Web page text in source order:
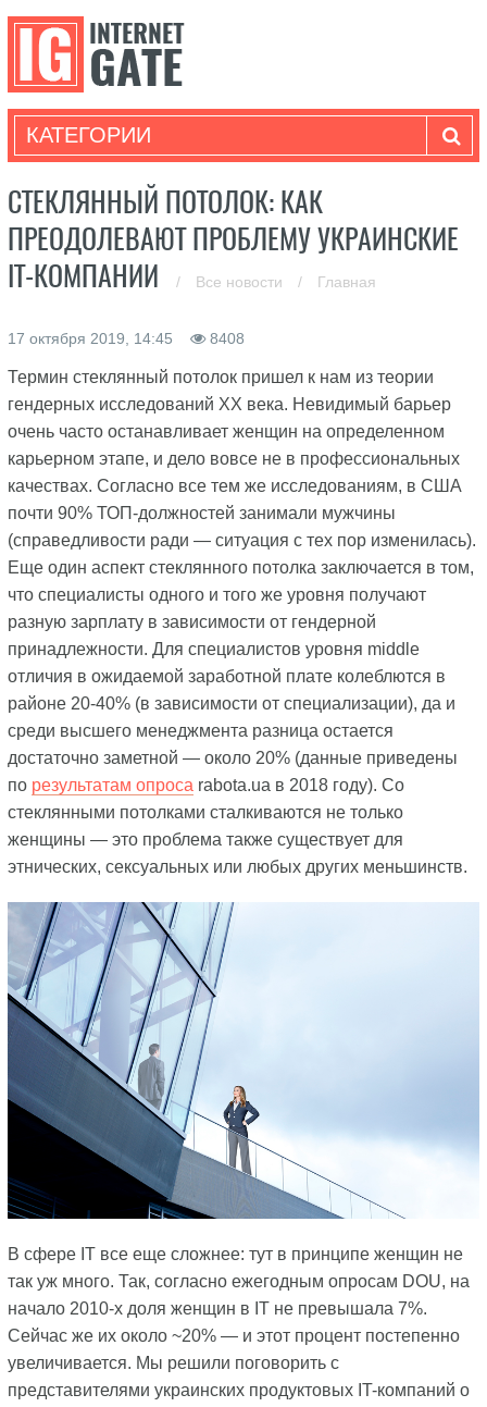
КАТЕГОРИИ
СТЕКЛЯННЫЙ ПОТОЛОК: КАК
ПРЕОДОЛЕВАЮТ ПРОБЛЕМУ УКРАИНСКИЕ
IT-КОМПАНИИ
/ Все новости / Главная
17 октября 2019, 14:45 8408
Термин стеклянный потолок пришел к нам из теории
гендерных исследований ХХ века. Невидимый барьер
очень часто останавливает женщин на определенном
карьерном этапе, и дело вовсе не в профессиональных
качествах. Согласно все тем же исследованиям, в США
почти 90% ТОП-должностей занимали мужчины
(справедливости ради — ситуация с тех пор изменилась).
Еще один аспект стеклянного потолка заключается в том,
что специалисты одного и того же уровня получают
разную зарплату в зависимости от гендерной
принадлежности. Для специалистов уровня middle
отличия в ожидаемой заработной плате колеблются в
районе 20-40% (в зависимости от специализации), да и
среди высшего менеджмента разница остается
достаточно заметной — около 20% (данные приведены
по результатам опроса rabota.ua в 2018 году). Со
стеклянными потолками сталкиваются не только
женщины — это проблема также существует для
этнических, сексуальных или любых других меньшинств.
В сфере IT все еще сложнее: тут в принципе женщин не
так уж много. Так, согласно ежегодным опросам DOU, на
начало 2010-х доля женщин в IT не превышала 7%.
Сейчас же их около ~20% — и этот процент постепенно
увеличивается. Мы решили поговорить с
представителями украинских продуктовых IT-компаний о